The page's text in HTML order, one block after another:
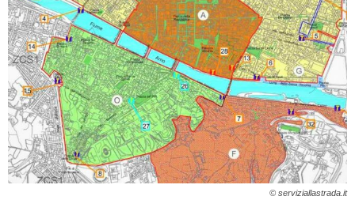
© serviziallastrada.it